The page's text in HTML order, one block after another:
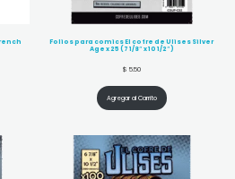
Folios para comics El cofre de Ulises Silver
Age x 25 (7 1/8″ x 10 1/2″)
$ 5.50
Agregar al Carrito